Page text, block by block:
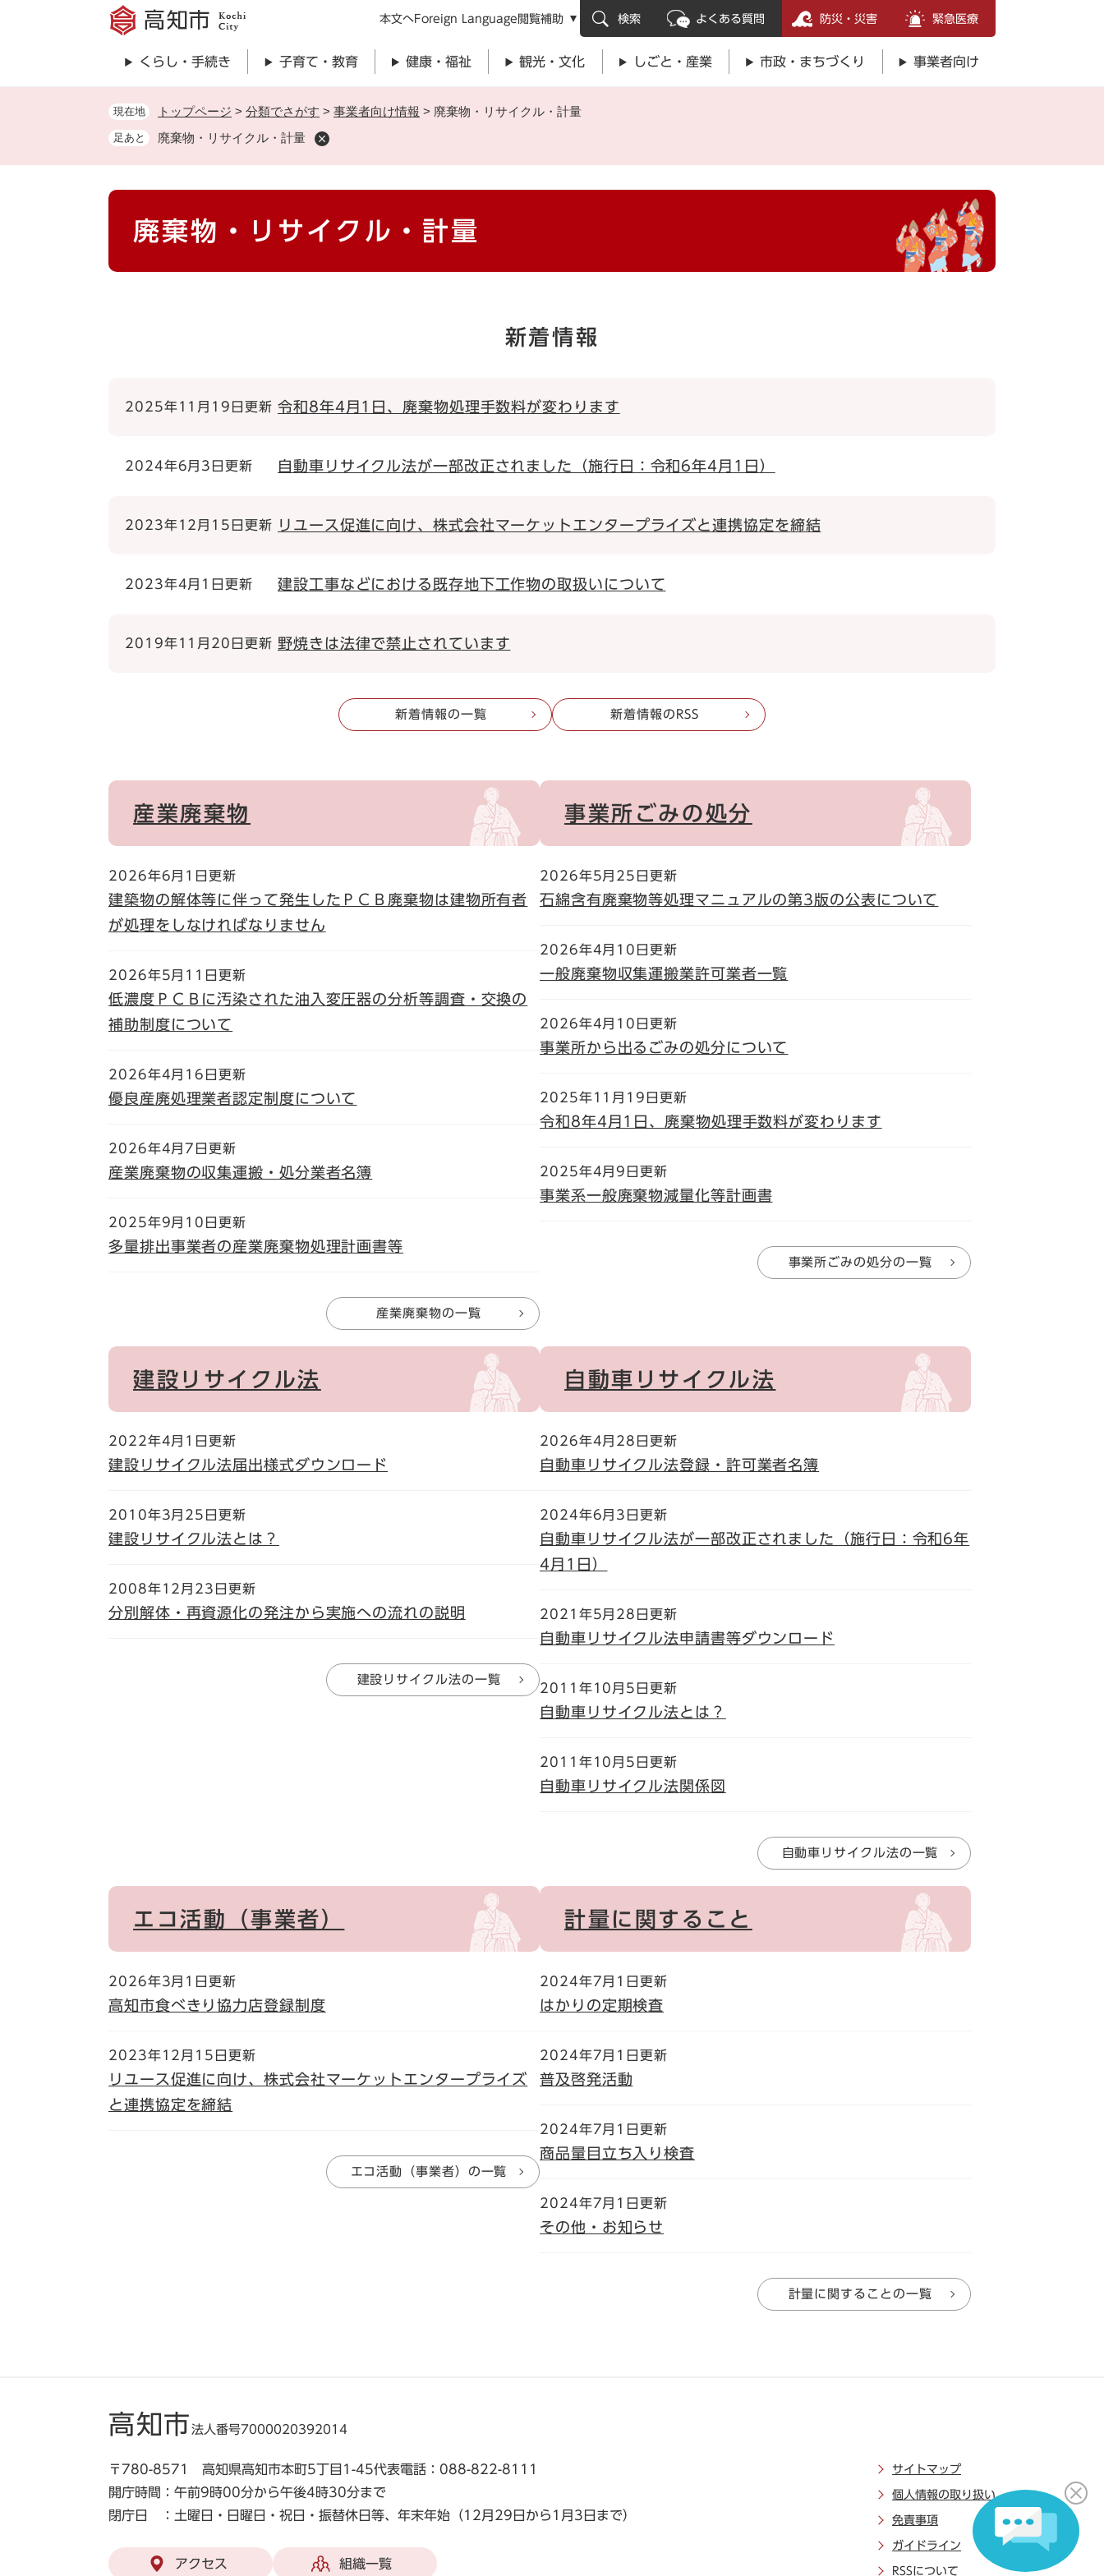
先
。
メニューを飛ばして本文へ
本文へForeign Language 閲覧補助 検索 よくある質問 防災・災害 緊急医療
くらし・手続き 子育て・教育 健康・福祉 観光・文化 しごと・産業 市政・まちづくり 事業者向け
現在地 トップページ > 分類でさがす > 事業者向け情報 > 廃棄物・リサイクル・計量
足あと 廃棄物・リサイクル・計量
本
廃棄物・リサイクル・計量
新着情報
2025年11月19日更新 令和8年4月1日、廃棄物処理手数料が変わります
2024年6月3日更新 自動車リサイクル法が一部改正されました（施行日：令和6年4月1日）
2023年12月15日更新 リユース促進に向け、株式会社マーケットエンタープライズと連携協定を締結
2023年4月1日更新 建設工事などにおける既存地下工作物の取扱いについて
2019年11月20日更新 野焼きは法律で禁止されています
新着情報の一覧 新着情報のRSS
産業廃棄物
2026年6月1日更新
建築物の解体等に伴って発生したＰＣＢ廃棄物は建物所有者
が処理をしなければなりません
2026年5月11日更新
低濃度ＰＣＢに汚染された油入変圧器の分析等調査・交換の
補助制度について
2026年4月16日更新
優良産廃処理業者認定制度について
2026年4月7日更新
産業廃棄物の収集運搬・処分業者名簿
2025年9月10日更新
多量排出事業者の産業廃棄物処理計画書等
産業廃棄物の一覧
事業所ごみの処分
2026年5月25日更新
石綿含有廃棄物等処理マニュアルの第3版の公表について
2026年4月10日更新
一般廃棄物収集運搬業許可業者一覧
2026年4月10日更新
事業所から出るごみの処分について
2025年11月19日更新
令和8年4月1日、廃棄物処理手数料が変わります
2025年4月9日更新
事業系一般廃棄物減量化等計画書
事業所ごみの処分の一覧
建設リサイクル法
2022年4月1日更新
建設リサイクル法届出様式ダウンロード
2010年3月25日更新
建設リサイクル法とは？
2008年12月23日更新
分別解体・再資源化の発注から実施への流れの説明
建設リサイクル法の一覧
自動車リサイクル法
2026年4月28日更新
自動車リサイクル法登録・許可業者名簿
2024年6月3日更新
自動車リサイクル法が一部改正されました（施行日：令和6年
4月1日）
2021年5月28日更新
自動車リサイクル法申請書等ダウンロード
2011年10月5日更新
自動車リサイクル法とは？
2011年10月5日更新
自動車リサイクル法関係図
自動車リサイクル法の一覧
エコ活動（事業者）
2026年3月1日更新
高知市食べきり協力店登録制度
2023年12月15日更新
リユース促進に向け、株式会社マーケットエンタープライズ
と連携協定を締結
エコ活動（事業者）の一覧
計量に関すること
2024年7月1日更新
はかりの定期検査
2024年7月1日更新
普及啓発活動
2024年7月1日更新
商品量目立ち入り検査
2024年7月1日更新
その他・お知らせ
計量に関することの一覧
高知市 法人番号7000020392014
〒780-8571 高知県高知市本町5丁目1-45代表電話：088-822-8111
開庁時間：午前9時00分から午後4時30分まで
閉庁日 ：土曜日・日曜日・祝日・振替休日等、年末年始（12月29日から1月3日まで）
アクセス 組織一覧
サイトマップ
個人情報の取り扱い
免責事項
ガイドライン
RSSについて